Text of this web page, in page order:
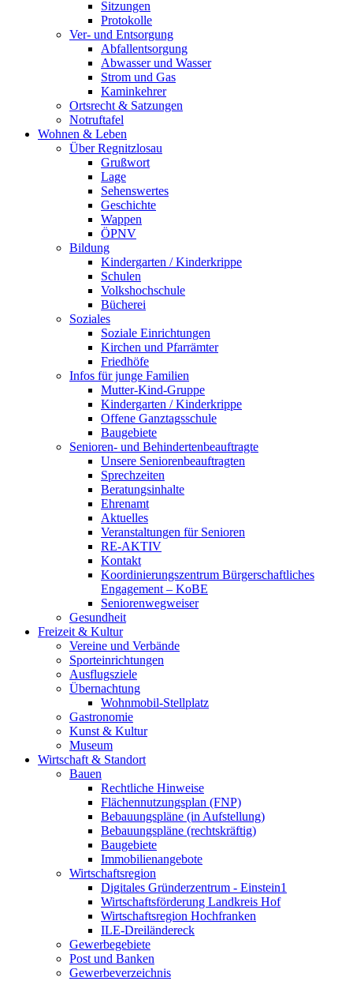
Sitzungen
Protokolle
Ver- und Entsorgung
Abfallentsorgung
Abwasser und Wasser
Strom und Gas
Kaminkehrer
Ortsrecht & Satzungen
Notruftafel
Wohnen & Leben
Über Regnitzlosau
Grußwort
Lage
Sehenswertes
Geschichte
Wappen
ÖPNV
Bildung
Kindergarten / Kinderkrippe
Schulen
Volkshochschule
Bücherei
Soziales
Soziale Einrichtungen
Kirchen und Pfarrämter
Friedhöfe
Infos für junge Familien
Mutter-Kind-Gruppe
Kindergarten / Kinderkrippe
Offene Ganztagsschule
Baugebiete
Senioren- und Behindertenbeauftragte
Unsere Seniorenbeauftragten
Sprechzeiten
Beratungsinhalte
Ehrenamt
Aktuelles
Veranstaltungen für Senioren
RE-AKTIV
Kontakt
Koordinierungszentrum Bürgerschaftliches
Engagement – KoBE
Seniorenwegweiser
Gesundheit
Freizeit & Kultur
Vereine und Verbände
Sporteinrichtungen
Ausflugsziele
Übernachtung
Wohnmobil-Stellplatz
Gastronomie
Kunst & Kultur
Museum
Wirtschaft & Standort
Bauen
Rechtliche Hinweise
Flächennutzungsplan (FNP)
Bebauungspläne (in Aufstellung)
Bebauungspläne (rechtskräftig)
Baugebiete
Immobilienangebote
Wirtschaftsregion
Digitales Gründerzentrum - Einstein1
Wirtschaftsförderung Landkreis Hof
Wirtschaftsregion Hochfranken
ILE-Dreiländereck
Gewerbegebiete
Post und Banken
Gewerbeverzeichnis